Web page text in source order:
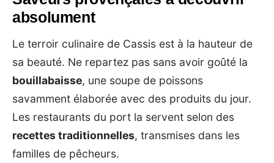
absolument
Le terroir culinaire de Cassis est à la hauteur de
sa beauté. Ne repartez pas sans avoir goûté la
bouillabaisse, une soupe de poissons
savamment élaborée avec des produits du jour.
Les restaurants du port la servent selon des
recettes traditionnelles, transmises dans les
familles de pêcheurs.